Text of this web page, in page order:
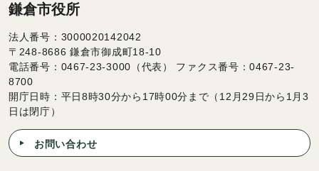
鎌倉市役所
法人番号：3000020142042
〒248-8686 鎌倉市御成町18-10
電話番号：0467-23-3000（代表） ファクス番号：0467-23-
8700
開庁日時：平日8時30分から17時00分まで（12月29日から1月3
日は閉庁）
お問い合わせ